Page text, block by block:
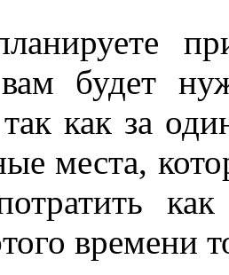
будет
как за
места,
времени